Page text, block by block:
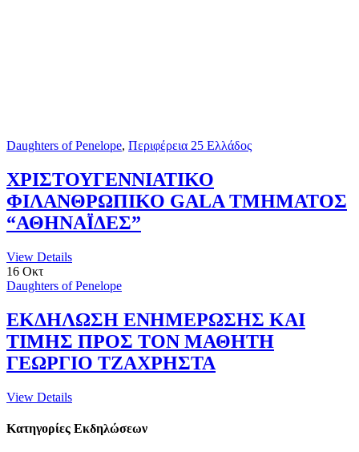
Daughters of Penelope, Περιφέρεια 25 Ελλάδος
ΧΡΙΣΤΟΥΓΕΝΝΙΑΤΙΚΟ
ΦΙΛΑΝΘΡΩΠΙΚΟ GALA ΤΜΗΜΑΤΟΣ
“ΑΘΗΝΑΪΔΕΣ”
View Details
16 Οκτ
Daughters of Penelope
ΕΚΔΗΛΩΣΗ ΕΝΗΜΕΡΩΣΗΣ ΚΑΙ
ΤΙΜΗΣ ΠΡΟΣ ΤΟΝ ΜΑΘΗΤΗ
ΓΕΩΡΓΙΟ ΤΖΑΧΡΗΣΤΑ
View Details
Κατηγορίες Εκδηλώσεων